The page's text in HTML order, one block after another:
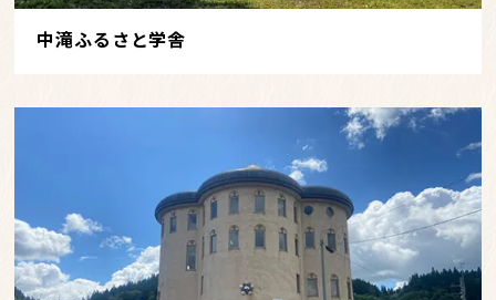
中滝ふるさと学舎